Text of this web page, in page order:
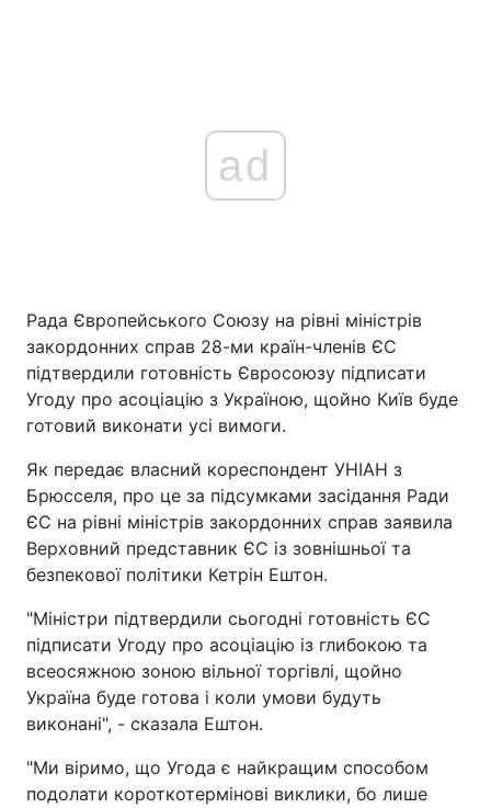
ad
Рада Європейського Союзу на рівні міністрів
закордонних справ 28-ми країн-членів ЄС
підтвердили готовність Євросоюзу підписати
Угоду про асоціацію з Україною, щойно Київ буде
готовий виконати усі вимоги.
Як передає власний кореспондент УНІАН з
Брюсселя, про це за підсумками засідання Ради
ЄС на рівні міністрів закордонних справ заявила
Верховний представник ЄС із зовнішньої та
безпекової політики Кетрін Ештон.
"Міністри підтвердили сьогодні готовність ЄС
підписати Угоду про асоціацію із глибокою та
всеосяжною зоною вільної торгівлі, щойно
Україна буде готова і коли умови будуть
виконані", - сказала Ештон.
"Ми віримо, що Угода є найкращим способом
подолати короткотермінові виклики, бо лише